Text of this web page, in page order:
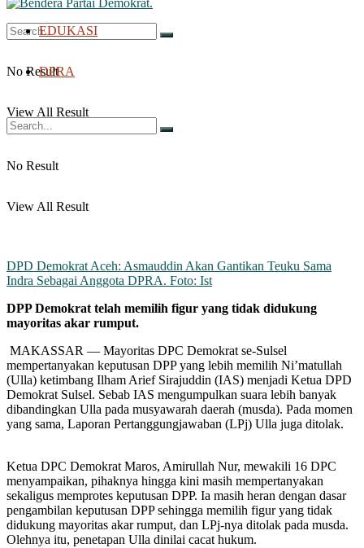
No Result
View All Result
EDUKASI
DPRA
No Result
View All Result
DPD Demokrat Aceh: Asmauddin Akan Gantikan Teuku Sama
Indra Sebagai Anggota DPRA. Foto: Ist
DPP Demokrat telah memilih figur yang tidak didukung
mayoritas akar rumput.
MAKASSAR — Mayoritas DPC Demokrat se-Sulsel
mempertanyakan keputusan DPP yang lebih memilih Ni’matullah
(Ulla) ketimbang Ilham Arief Sirajuddin (IAS) menjadi Ketua DPD
Demokrat Sulsel. Sebab IAS mengumpulkan suara lebih banyak
dibandingkan Ulla pada musyawarah daerah (musda). Pada momen
yang sama, Laporan Pertanggungjawaban (LPj) Ulla juga ditolak.
Ketua DPC Demokrat Maros, Amirullah Nur, mewakili 16 DPC
menyampaikan, pihaknya hingga kini masih mempertanyakan
sekaligus memprotes keputusan DPP. Ia masih heran dengan dasar
pengambilan keputusan DPP sehingga memilih figur yang tidak
didukung mayoritas akar rumput, dan LPj-nya ditolak pada musda.
Olehnya itu, penetapan Ulla dinilai cacat hukum.